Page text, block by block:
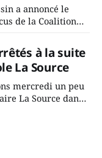
a annoncé le
de la Coalition
qu'il est déçu du
incapacité, qu'il
à la suite
La Source
mercredi un peu
La Source dans
L'une de deux
et aspergée